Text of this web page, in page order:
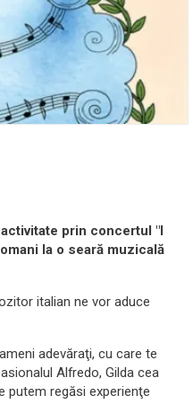
prin concertul "I
la o seară muzicală
italian ne vor aduce
adevăraţi, cu care te
Alfredo, Gilda cea
putem regăsi experienţe